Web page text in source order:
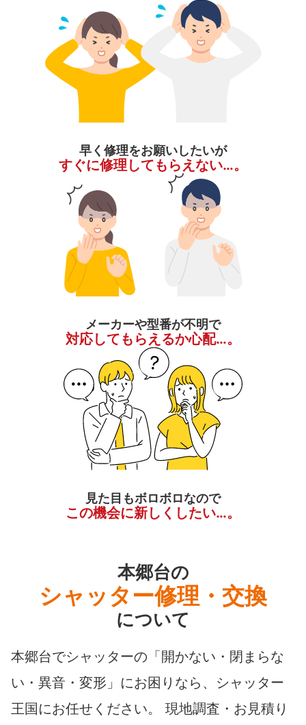
早く修理をお願いしたいが
すぐに修理してもらえない…。
メーカーや型番が不明で
対応してもらえるか心配…。
見た目もボロボロなので
この機会に新しくしたい…。
本郷台の
シャッター修理・交換
について
本郷台でシャッターの「開かない・閉まらな
い・異音・変形」にお困りなら、シャッター
王国にお任せください。 現地調査・お見積り